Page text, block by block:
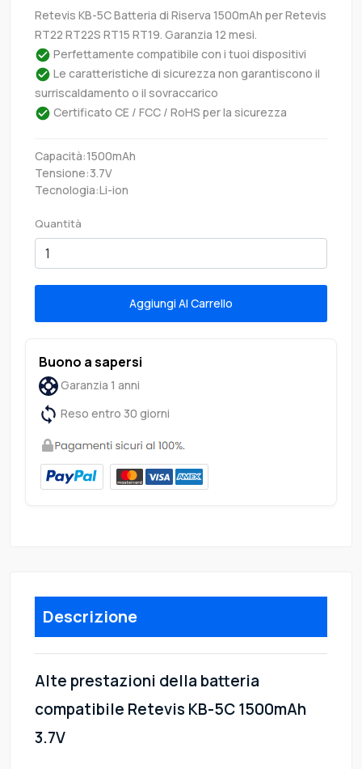
Retevis KB-5C Batteria di Riserva 1500mAh per Retevis
RT22 RT22S RT15 RT19. Garanzia 12 mesi.
Perfettamente compatibile con i tuoi dispositivi
Le caratteristiche di sicurezza non garantiscono il
surriscaldamento o il sovraccarico
Certificato CE / FCC / RoHS per la sicurezza
Capacità:1500mAh
Tensione:3.7V
Tecnologia:Li-ion
Quantità
Aggiungi Al Carrello
Buono a sapersi
Garanzia 1 anni
Reso entro 30 giorni
Descrizione
Alte prestazioni della batteria
compatibile Retevis KB-5C 1500mAh
3.7V